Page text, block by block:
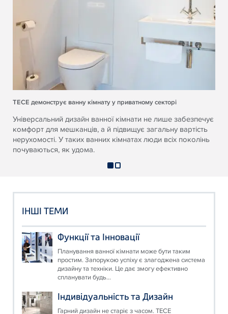
ТЕСЕ демонструє ванну кімнату у приватному секторі
Універсальний дизайн ванної кімнати не лише забезпечує
комфорт для мешканців, а й підвищує загальну вартість
нерухомості. У таких ванних кімнатах люди всіх поколінь
почуваються, як удома.
ІНШІ ТЕМИ
Функції та Інновації
Планування ванної кімнати може бути таким
простим. Запорукою успіху є злагоджена система
дизайну та техніки. Це дає змогу ефективно
спланувати будь...
Індивідуальність та Дизайн
Гарний дизайн не старіє з часом. ТЕСЕ